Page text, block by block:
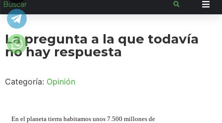
La pregunta a la que todavía
no hay respuesta
Categoría: Opinión
En el planeta tierra habitamos unos 7.500 millones de